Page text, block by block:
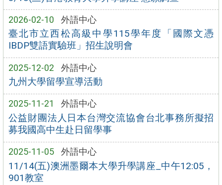
2026-02-10 外語中心
臺北市立西松高級中學115學年度「國際文憑
IBDP雙語實驗班」招生說明會
2025-12-02 外語中心
九州大學留學宣導活動
2025-11-21 外語中心
公益財團法人日本台灣交流協會台北事務所擬招
募我國高中生赴日留學事
2025-11-05 外語中心
11/14(五)澳洲墨爾本大學升學講座_中午12:05，
901教室